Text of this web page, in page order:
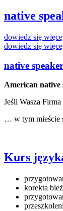
native
dowiedz się
dowiedz się
native speaker
American native
Jeśli Wasza
… w tym mieście
Kurs
korekta